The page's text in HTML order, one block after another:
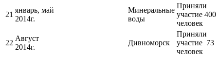
21
январь, май
2014г.
Минеральные
воды
Приняли
участие 400
человек
22
Август
2014г.
Дивноморск
Приняли
участие 73
человек